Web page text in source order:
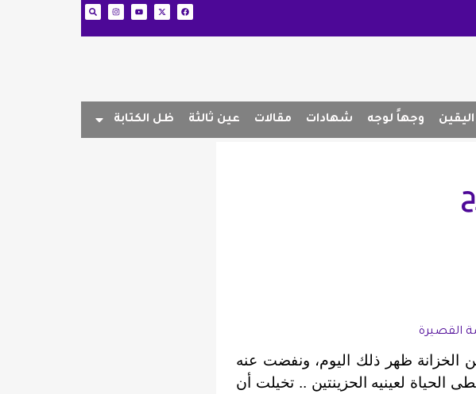
اليقين وجهاً لوجه شهادات مقالات عين ثالثة ظل الكتابة
القصيرة
الخزانة ظهر ذلك اليوم، ونفضت عنه
الحياة لعينيه الحزينتين .. تخيلت أن